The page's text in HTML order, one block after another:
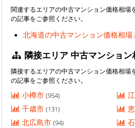
関連するエリアの中古マンション価格相場
の記事をご参照ください。
北海道の中古マンション価格相場
隣接エリア 中古マンション
隣接するエリアの中古マンション価格相場
の記事をご参照ください。
小樽市(954)
千歳市(131)
北広島市(94)